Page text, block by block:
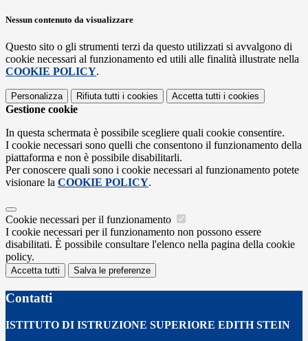
Nessun contenuto da visualizzare
Questo sito o gli strumenti terzi da questo utilizzati si avvalgono di
cookie necessari al funzionamento ed utili alle finalità illustrate nella
COOKIE POLICY.
Personalizza Rifiuta tutti i cookies Accetta tutti i cookies
Gestione cookie
In questa schermata è possibile scegliere quali cookie consentire.
I cookie necessari sono quelli che consentono il funzionamento della
piattaforma e non è possibile disabilitarli.
Per conoscere quali sono i cookie necessari al funzionamento potete
visionare la COOKIE POLICY.
Cookie necessari per il funzionamento
I cookie necessari per il funzionamento non possono essere
disabilitati. È possibile consultare l'elenco nella pagina della cookie
policy.
Accetta tutti Salva le preferenze
Contatti
ISTITUTO DI ISTRUZIONE SUPERIORE EDITH STEIN